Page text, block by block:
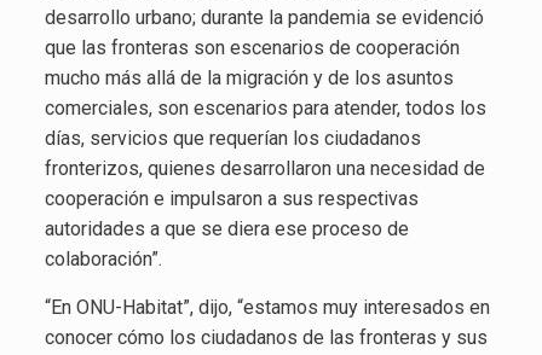
desarrollo urbano; durante la pandemia se evidenció
que las fronteras son escenarios de cooperación
mucho más allá de la migración y de los asuntos
comerciales, son escenarios para atender, todos los
días, servicios que requerían los ciudadanos
fronterizos, quienes desarrollaron una necesidad de
cooperación e impulsaron a sus respectivas
autoridades a que se diera ese proceso de
colaboración”.
“En ONU-Habitat”, dijo, “estamos muy interesados en
conocer cómo los ciudadanos de las fronteras y sus